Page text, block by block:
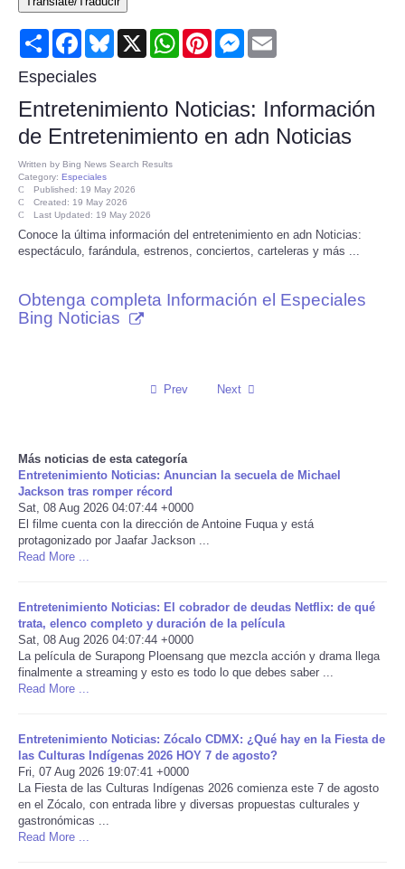
Consumer
Consumer Affairs Recalls
Food & Drug Recalls
Product Safety News
Entertainment
Health
Pets
Science
Social
Technology
Travel
World
NOTICIAS
Portada de Noticias
Share FacebookBluesky
X WhatsAppPinterestMessenger
Especiales
Entretenimiento Noticias: Información
de Entretenimiento en adn Noticias
Written by Bing News Search Results
Category: Especiales
Published: 19 May 2026
Created: 19 May 2026
Last Updated: 19 May 2026
Conoce la última información del entretenimiento en adn Noticias:
espectáculo, farándula, estrenos, conciertos, carteleras y más ...
Obtenga completa Información el Especiales
Bing Noticias
Prev Next
Más noticias de esta categoría
Entretenimiento Noticias: Anuncian la secuela de Michael
Jackson tras romper récord
Sat, 08 Aug 2026 04:07:44 +0000
El filme cuenta con la dirección de Antoine Fuqua y está
protagonizado por Jaafar Jackson ...
Read More ...
Entretenimiento Noticias: El cobrador de deudas Netflix: de qué
trata, elenco completo y duración de la película
Sat, 08 Aug 2026 04:07:44 +0000
La película de Surapong Ploensang que mezcla acción y drama llega
finalmente a streaming y esto es todo lo que debes saber ...
Read More ...
Entretenimiento Noticias: Zócalo CDMX: ¿Qué hay en la Fiesta de
las Culturas Indígenas 2026 HOY 7 de agosto?
Fri, 07 Aug 2026 19:07:41 +0000
La Fiesta de las Culturas Indígenas 2026 comienza este 7 de agosto
en el Zócalo, con entrada libre y diversas propuestas culturales y
gastronómicas ...
Read More ...